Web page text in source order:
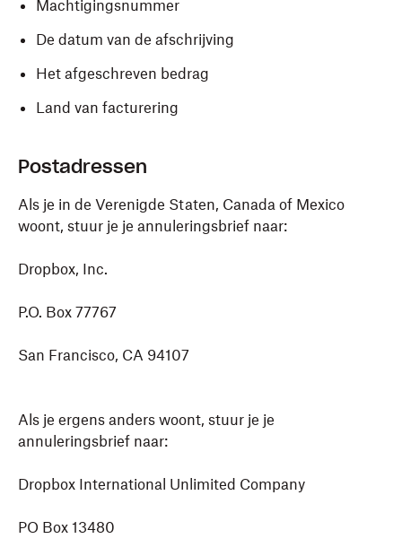
Machtigingsnummer
De datum van de afschrijving
Het afgeschreven bedrag
Land van facturering
Postadressen
Als je in de Verenigde Staten, Canada of Mexico
woont, stuur je je annuleringsbrief naar:
Dropbox, Inc.
P.O. Box 77767
San Francisco, CA 94107
Als je ergens anders woont, stuur je je
annuleringsbrief naar:
Dropbox International Unlimited Company
PO Box 13480